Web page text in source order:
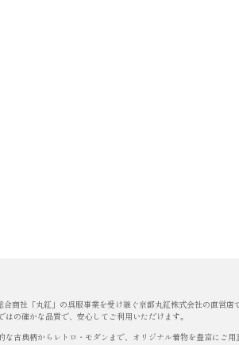
商社「丸紅」の呉服事業を受け継ぐ京都丸紅株式会社の直営店
はの確かな品質で、安心してご利用いただけます。
な古典柄からレトロ・モダンまで、オリジナル着物を豊富にご用